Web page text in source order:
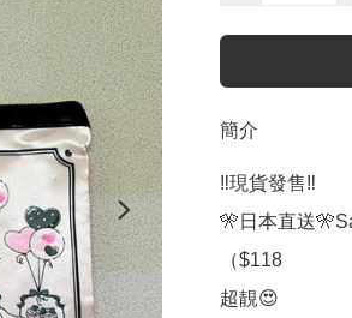
簡介
‼️現貨發售‼️
🎌日本直送
（$118
超靚😍